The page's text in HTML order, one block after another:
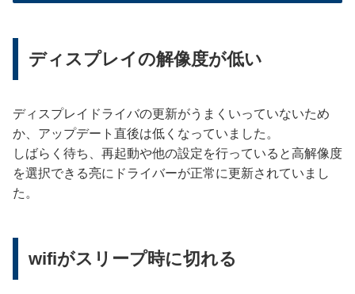
ディスプレイの解像度が低い
ディスプレイドライバの更新がうまくいっていないため
か、アップデート直後は低くなっていました。
しばらく待ち、再起動や他の設定を行っていると高解像度
を選択できる亮にドライバーが正常に更新されていまし
た。
wifiがスリープ時に切れる